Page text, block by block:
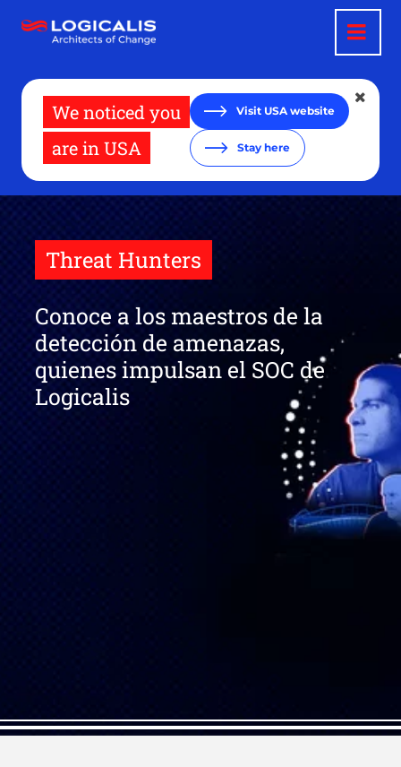
contenido
We noticed you
are in USA
Visit USA website
Stay here
Threat Hunters
Conoce a los maestros de la
detección de amenazas,
quienes impulsan el SOC de
Logicalis